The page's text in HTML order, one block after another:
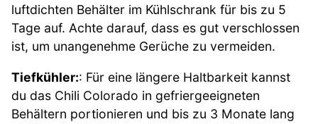
luftdichten Behälter im Kühlschrank für bis zu 5
Tage auf. Achte darauf, dass es gut verschlossen
ist, um unangenehme Gerüche zu vermeiden.
Tiefkühler:: Für eine längere Haltbarkeit kannst
du das Chili Colorado in gefriergeeigneten
Behältern portionieren und bis zu 3 Monate lang